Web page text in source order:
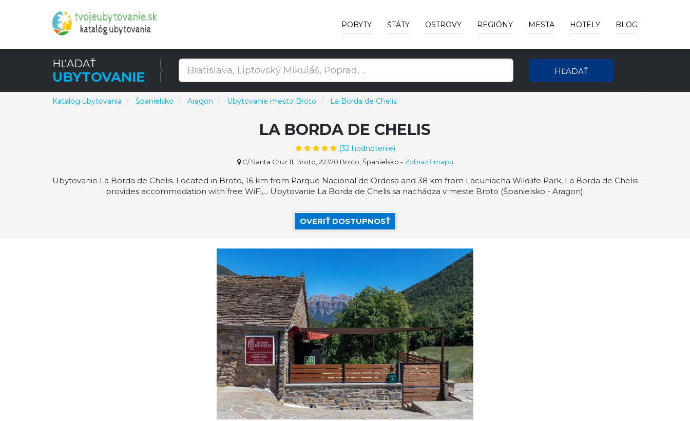
POBYTY ŠTÁTY OSTROVY REGIÓNY MESTA HOTELY BLOG
HĽADAŤ
UBYTOVANIE HĽADAŤ
Katalóg ubytovania Španielsko Aragon Ubytovanie mesto Broto La Borda de Chelis
LA BORDA DE CHELIS
(32hodnotenie)
C/ Santa Cruz 11, Broto, 22370 Broto, Španielsko - Zobraziť mapu
Ubytovanie La Borda de Chelis. Located in Broto, 16 km from Parque Nacional de Ordesa and 38 km from Lacuniacha Wildlife Park, La Borda de Chelis
provides accommodation with free WiFi,... Ubytovanie La Borda de Chelis sa nachádza v meste Broto (Španielsko - Aragon).
OVERIŤ DOSTUPNOSŤ